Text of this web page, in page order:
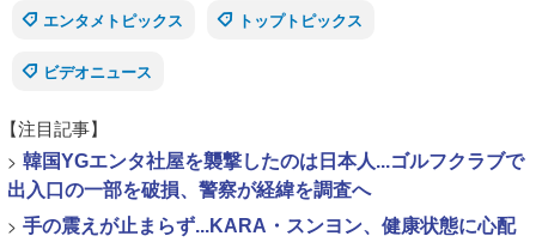
エンタメトピックス
トップトピックス
ビデオニュース
【注目記事】
> 韓国YGエンタ社屋を襲撃したのは日本人...ゴルフクラブで
出入口の一部を破損、警察が経緯を調査へ
> 手の震えが止まらず...KARA・スンヨン、健康状態に心配